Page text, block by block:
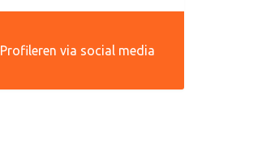
Profileren via social media